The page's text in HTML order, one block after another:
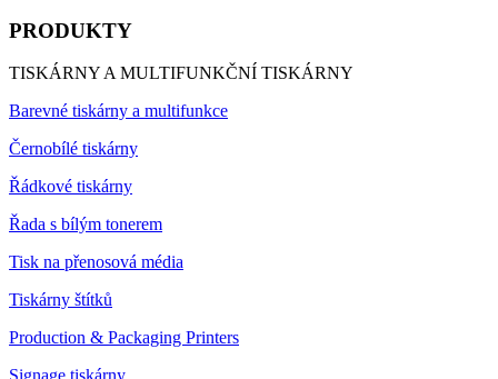
PRODUKTY
TISKÁRNY A MULTIFUNKČNÍ TISKÁRNY
Barevné tiskárny a multifunkce
Černobílé tiskárny
Řádkové tiskárny
Řada s bílým tonerem
Tisk na přenosová média
Tiskárny štítků
Production & Packaging Printers